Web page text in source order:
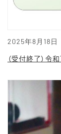
2025年8月18日
（受付終了）令